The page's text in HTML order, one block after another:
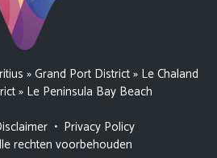
»Grand Port District» Le Chaland
» Le Peninsula Bay Beach
• Privacy Policy
rechten voorbehouden